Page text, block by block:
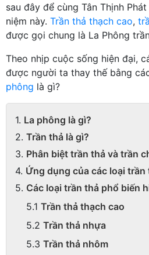
sau đây để cùng Tân Thịnh
niệm này. Trần thả thạch cao,
được gọi chung là La Phông
Theo nhịp cuộc sống hiện đại,
được người ta thay thế bằng
phông là gì?
La phông là gì?
Trần thả là gì?
Phân biệt trần thả và trần
Ứng dụng của các loại trần
Các loại trần thả phổ biến
Trần thả thạch cao
Trần thả nhựa
Trần thả nhôm